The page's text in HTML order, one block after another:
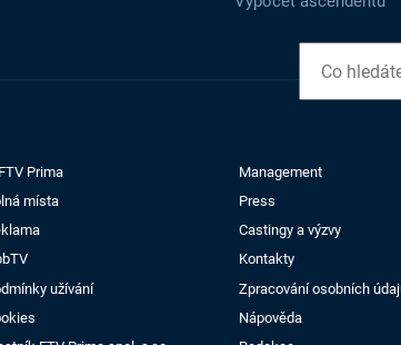
Prima
Management
místa
Press
Castingy a výzvy
Kontakty
užívání
Zpracování osobních
Nápověda